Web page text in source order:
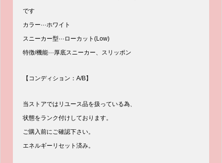
です
カラー···ホワイト
スニーカー型···ローカット(Low)
特徴/機能···厚底スニーカー、スリッポン
【コンディション：A/B】
当ストアではリユース品を扱っている為、
状態をランク付けしております。
ご購入前にご確認下さい。
エネルギーリセット済み。